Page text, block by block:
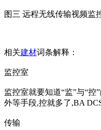
图三 远程无线传输视频监
相关建材词条解释：
监控室
监控室就要知道“监”与“
外等手段,控就多了,BA
传输